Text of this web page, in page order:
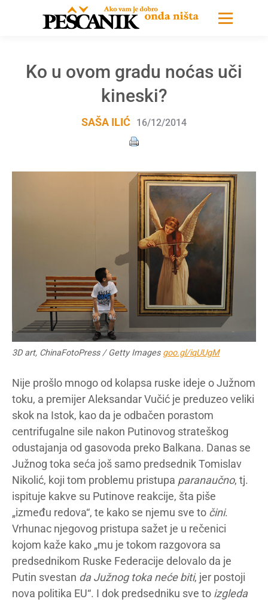
Ko u ovom gradu noćas uči
kineski?
SAŠA ILIĆ 16/12/2014
3D art, ChinaFotoPress / Getty Images goo.gl/iqUUgM
Nije prošlo mnogo od kolapsa ruske ideje o Južnom
toku, a premijer Aleksandar Vučić je preduzeo veliki
skok na Istok, kao da je odbačen porastom
centrifugalne sile nakon Putinovog strateškog
odustajanja od gasovoda preko Balkana. Danas se
Južnog toka seća još samo predsednik Tomislav
Nikolić, koji tom problemu pristupa paranaučno, tj.
ispituje kakve su Putinove reakcije, šta piše
„između redova“, te kako se njemu sve to čini.
Vrhunac njegovog pristupa sažet je u rečenici
kojom kaže kako „mu je tokom razgovora sa
predsednikom Ruske Federacije delovalo da je
Putin svestan da Južnog toka neće biti, jer postoji
nova politika EU“. I dok predsedniku sve to izgleda